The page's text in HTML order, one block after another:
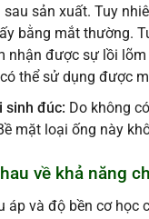
sản xuất. Tuy
bằng mắt thường.
nhận được sự lồi
thể sử dụng được
sinh đúc: Do không
mặt loại ống này
về khả năng
áp và độ bền cơ học